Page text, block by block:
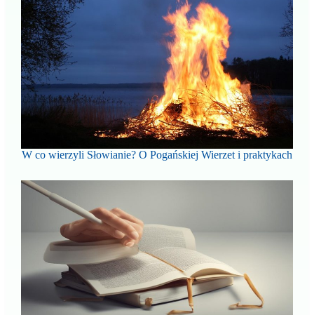
W co wierzyli Słowianie? O Pogańskiej Wierzet i praktykach